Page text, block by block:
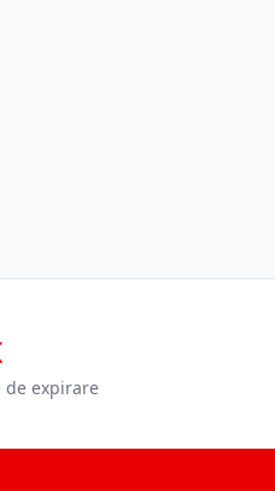
expirare